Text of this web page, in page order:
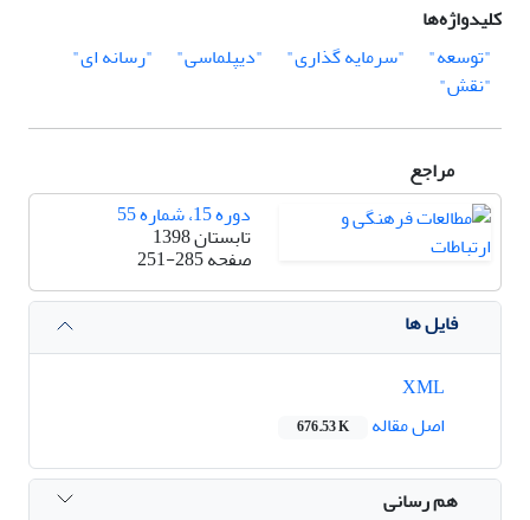
کلیدواژه‌ها
"توسعه"
"سرمایه گذاری" "دیپلماسی"
"رسانه ای"
"نقش"
مراجع
دوره 15، شماره 55
تابستان 1398
صفحه251-285
فایل ها
اصل مقاله
676.53 K
هم رسانی